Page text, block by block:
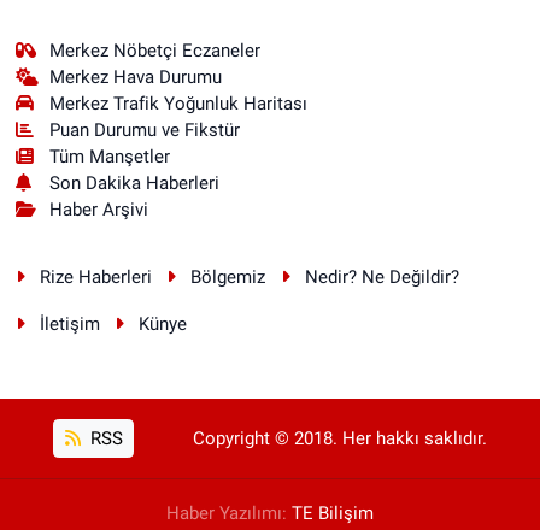
Merkez Nöbetçi Eczaneler
Merkez Hava Durumu
Merkez Trafik Yoğunluk Haritası
Puan Durumu ve Fikstür
Tüm Manşetler
Son Dakika Haberleri
Haber Arşivi
Rize Haberleri Bölgemiz Nedir? Ne Değildir?
İletişim Künye
RSS Copyright © 2018. Her hakkı saklıdır.
Haber Yazılımı: TE Bilişim